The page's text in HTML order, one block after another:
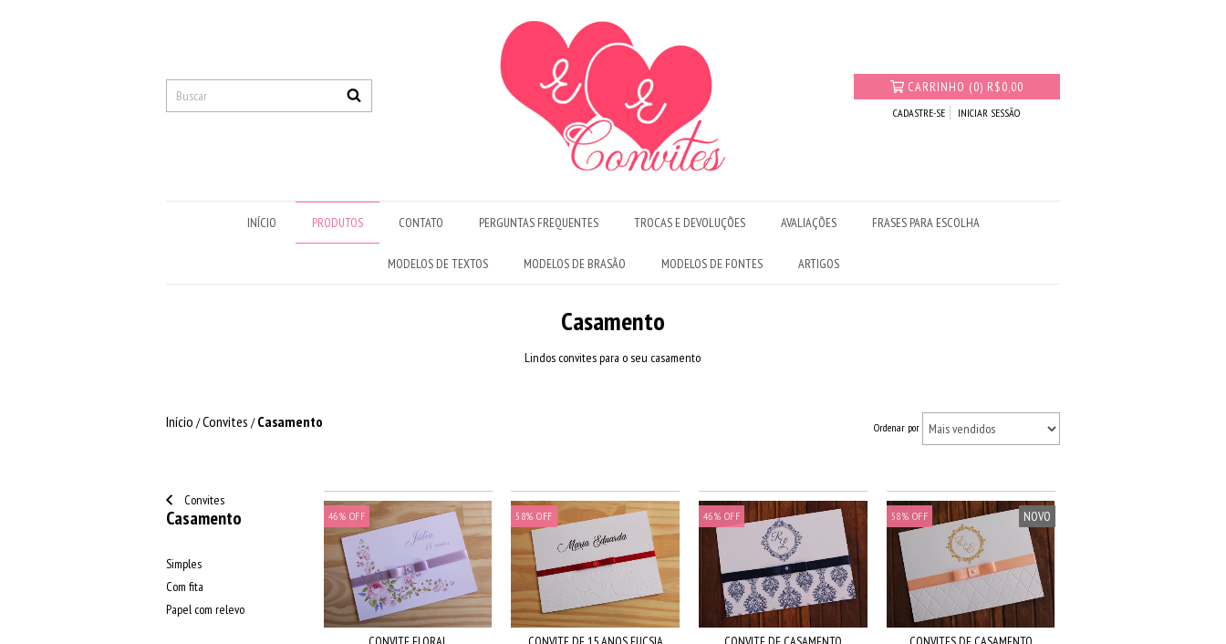
CARRINHO (0) R$0,00
CADASTRE-SE INICIAR SESSÃO
INÍCIO PRODUTOS CONTATO PERGUNTAS FREQUENTES TROCAS E DEVOLUÇÕES AVALIAÇÕES FRASES PARA ESCOLHA
MODELOS DE TEXTOS MODELOS DE BRASÃO MODELOS DE FONTES ARTIGOS
Casamento
Lindos convites para o seu casamento
Início /Convites / Casamento Ordenar por
Convites
Casamento
Simples
Com fita
Papel com relevo
46% OFF 58%OFF 46% OFF 58% OFF NOVO